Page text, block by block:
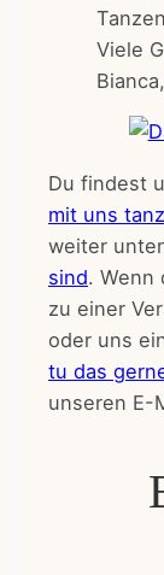
Viele
Du findest
mit uns
weiter
sind. Wenn
zu einer
oder uns
tu das
unseren E-